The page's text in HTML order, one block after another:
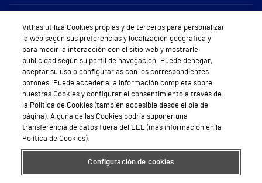
Sobre Vithas
Quiénes somos
Trabajar en Vithas
Teléfono Cita Médica
Teléfono Atención al Cliente
Política de seguridad y salud en el trabajo
Conoce a Supervita
Vithas utiliza Cookies propias y de terceros para personalizar
la web según sus preferencias y localización geográfica y
para medir la interacción con el sitio web y mostrarle
publicidad según su perfil de navegación. Puede denegar,
aceptar su uso o configurarlas con los correspondientes
botones. Puede acceder a la información completa sobre
nuestras Cookies y configurar el consentimiento a través de
la Política de Cookies (también accesible desde el pie de
página). Alguna de las Cookies podría suponer una
transferencia de datos fuera del EEE (más información en la
Política de Cookies).
Configuración de cookies